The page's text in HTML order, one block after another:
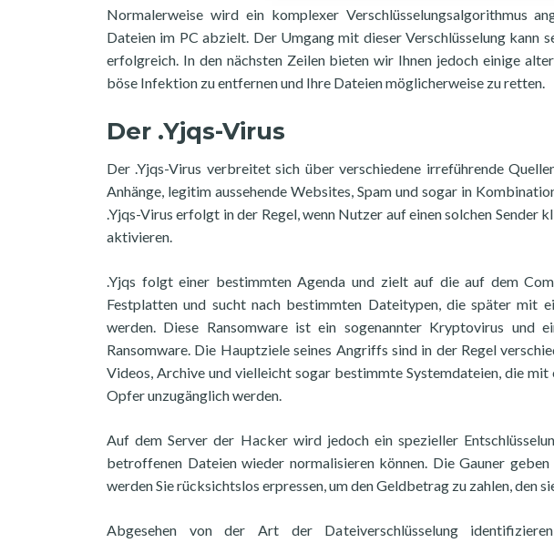
Normalerweise wird ein komplexer Verschlüsselungsalgorithmus
Dateien im PC abzielt. Der Umgang mit dieser Verschlüsselung kann
erfolgreich. In den nächsten Zeilen bieten wir Ihnen jedoch einige
böse Infektion zu entfernen und Ihre Dateien möglicherweise zu retten.
Der .Yjqs-Virus
Der .Yjqs-Virus verbreitet sich über verschiedene irreführende
Anhänge, legitim aussehende Websites, Spam und sogar in
.Yjqs-Virus erfolgt in der Regel, wenn Nutzer auf einen solchen Sender
aktivieren.
.Yjqs folgt einer bestimmten Agenda und zielt auf die auf dem
Festplatten und sucht nach bestimmten Dateitypen, die später mit
werden. Diese Ransomware ist ein sogenannter Kryptovirus und
Ransomware. Die Hauptziele seines Angriffs sind in der Regel
Videos, Archive und vielleicht sogar bestimmte Systemdateien, die
Opfer unzugänglich werden.
Auf dem Server der Hacker wird jedoch ein spezieller
betroffenen Dateien wieder normalisieren können. Die Gauner
werden Sie rücksichtslos erpressen, um den Geldbetrag zu zahlen, den
Abgesehen von der Art der Dateiverschlüsselung